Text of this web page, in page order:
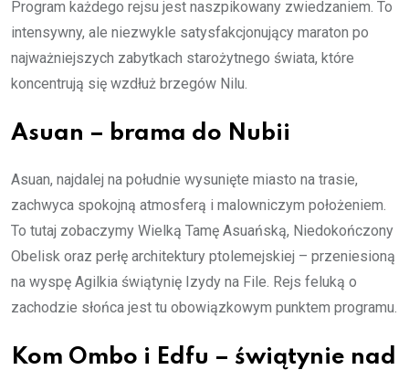
Program każdego rejsu jest naszpikowany zwiedzaniem. To
intensywny, ale niezwykle satysfakcjonujący maraton po
najważniejszych zabytkach starożytnego świata, które
koncentrują się wzdłuż brzegów Nilu.
Asuan – brama do Nubii
Asuan, najdalej na południe wysunięte miasto na trasie,
zachwyca spokojną atmosferą i malowniczym położeniem.
To tutaj zobaczymy Wielką Tamę Asuańską, Niedokończony
Obelisk oraz perłę architektury ptolemejskiej – przeniesioną
na wyspę Agilkia świątynię Izydy na File. Rejs feluką o
zachodzie słońca jest tu obowiązkowym punktem programu.
Kom Ombo i Edfu – świątynie nad